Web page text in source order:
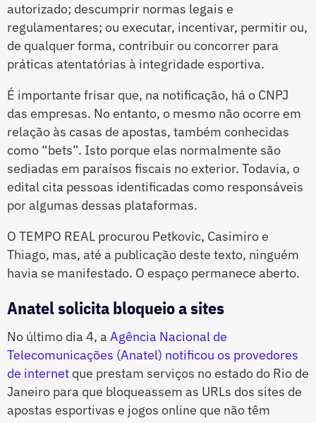
autorizado; descumprir normas legais e
regulamentares; ou executar, incentivar, permitir ou,
de qualquer forma, contribuir ou concorrer para
práticas atentatórias à integridade esportiva.
É importante frisar que, na notificação, há o CNPJ
das empresas. No entanto, o mesmo não ocorre em
relação às casas de apostas, também conhecidas
como “bets”. Isto porque elas normalmente são
sediadas em paraísos fiscais no exterior. Todavia, o
edital cita pessoas identificadas como responsáveis
por algumas dessas plataformas.
O TEMPO REAL procurou Petkovic, Casimiro e
Thiago, mas, até a publicação deste texto, ninguém
havia se manifestado. O espaço permanece aberto.
Anatel solicita bloqueio a sites
No último dia 4, a Agência Nacional de
Telecomunicações (Anatel) notificou os provedores
de internet que prestam serviços no estado do Rio de
Janeiro para que bloqueassem as URLs dos sites de
apostas esportivas e jogos online que não têm